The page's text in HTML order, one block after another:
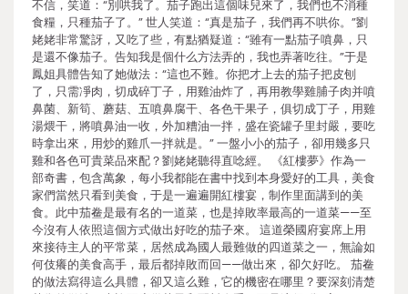
不信，笑道：“別哄我了。茄子跑出這個味兒來了，我們也不消種
食糧，只種茄子了。” 世人笑道：“真是茄子，我們再不哄你。”劉
姥姥非常驚訝，又吃了些，有點猶疑道：“雖有一點茄子噴鼻，只
是還不像茄子。告知我是個什么方法弄的，我也弄著吃往。”于是
鳳姐具體告知了她做法：“這也不難。你把才上去的茄子把皮刨
了，只需凈肉，切成碎丁子，用雞油炸了，再用教學雞脯子肉并噴
鼻菌、新筍、蘑菇、五噴鼻腐干、各色干果子，俱切成丁子，用雞
湯煨干，將噴鼻油一收，外加糟油一拌，盛在瓷罐子里封嚴，要吃
時拿出來，用炒的雞爪一拌就是。” 一盤小小的茄子，卻用幾多只
雞和各色可貴菜品來配？劉姥姥聽得直唸經。 《紅樓夢》作為一
部奇書，包含萬象，每小我都能在書中找到本身愛好的工具，美食
家們當然只看到美食，于是一遍遍開紅樓宴，制作里面講到的美
食。此中茄鲞是最有名的一道菜，也是掉敗率最高的一道菜——至
今沒有人依照這個方式做出好吃的茄子來。 這道榮國府宴席上用
來接待主人的平常菜，居然成為國人最難做的四道菜之一，無論如
何伎癢的美食高手，最后都掉敗而回——做出來，卻欠好吃。 茄鲞
的做法寫得這么具體，卻又這么難，它的機密在哪里？要深刻清楚